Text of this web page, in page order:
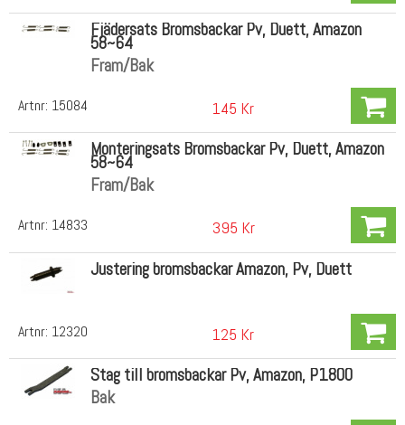
Artnr: 15084
Fjädersats Bromsbackar Pv, Duett, Amazon
58~64
Fram/Bak
145 Kr
Artnr: 14833
Monteringsats Bromsbackar Pv, Duett, Amazon
58~64
Fram/Bak
395 Kr
Artnr: 12320
Justering bromsbackar Amazon, Pv, Duett
125 Kr
Stag till bromsbackar Pv, Amazon, P1800
Bak